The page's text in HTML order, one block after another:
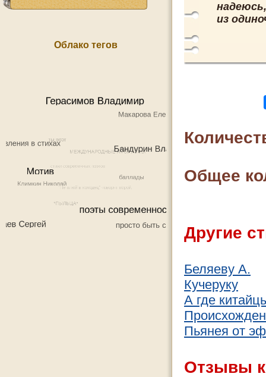
Облако тегов
из
Общее
Другие
Беляеву А.
Кучеруку
А где
Пьянея от
Отзывы